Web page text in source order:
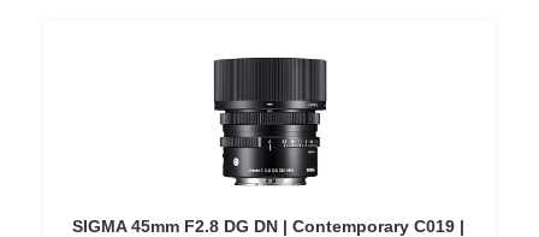
SIGMA 45mm F2.8 DG DN | Contemporary C019 |